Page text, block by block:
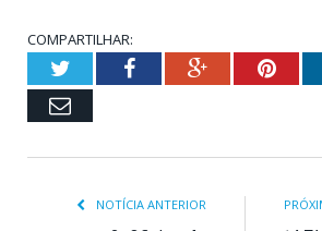
COMPARTILHAR:
TwitterFacebookGoogle+
Email
NOTÍCIA ANTERIOR